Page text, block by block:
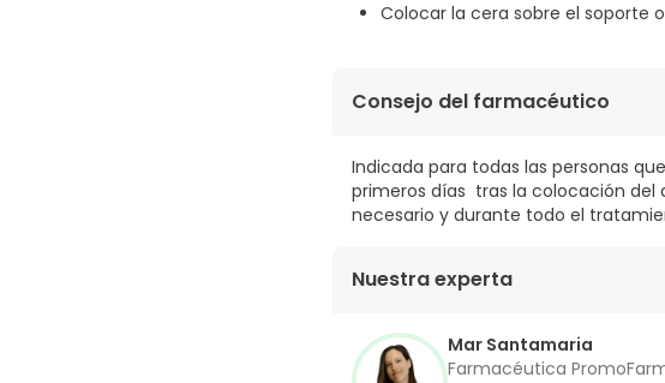
Colocar la cera sobre el soporte
Consejo del farmacéutico
Indicada para todas las personas
primeros días tras la colocación del
necesario y durante todo el
Nuestra experta
Mar Santamaria
Farmacéutica